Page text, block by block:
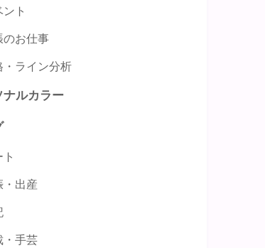
ント
のお仕事
・ライン分析
ナルカラー
・出産
・手芸